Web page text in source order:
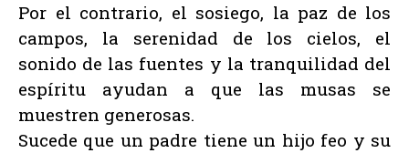
Por el contrario, el sosiego, la paz de los
campos, la serenidad de los cielos, el
sonido de las fuentes y la tranquilidad del
espíritu ayudan a que las musas se
muestren generosas.
Sucede que un padre tiene un hijo feo y su